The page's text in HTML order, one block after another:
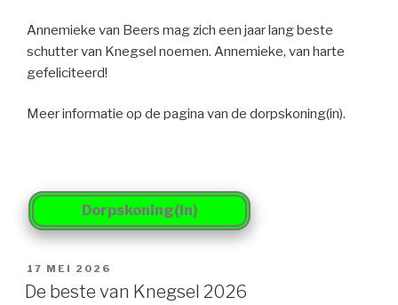
Annemieke van Beers mag zich een jaar lang beste
schutter van Knegsel noemen. Annemieke, van harte
gefeliciteerd!
Meer informatie op de pagina van de dorpskoning(in).
Dorpskoning(in)
GEPLAATST
OP
17 MEI 2026
De beste van Knegsel 2026